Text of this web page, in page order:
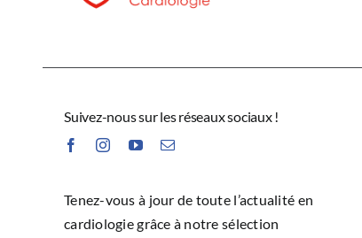
Suivez-nous sur les réseaux sociaux !
Tenez-vous à jour de toute l’actualité en
cardiologie grâce à notre sélection